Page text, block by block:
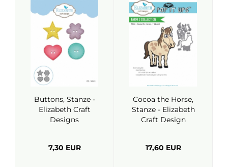
Buttons, Stanze -
Elizabeth Craft
Designs
7,30 EUR
Cocoa the Horse,
Stanze - Elizabeth
Craft Design
17,60 EUR